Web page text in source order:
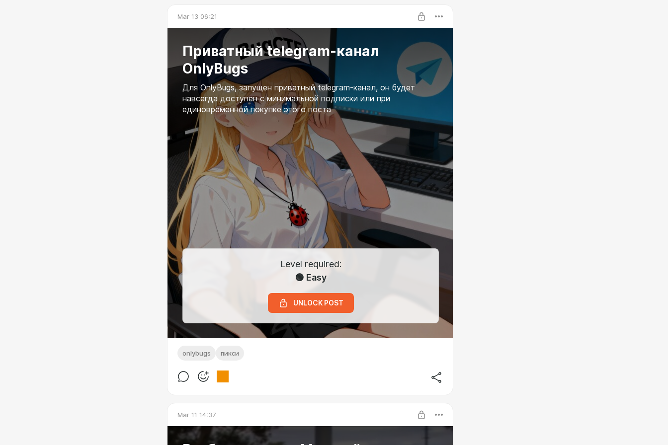
Mar 13 06:21
Приватный telegram-канал
OnlyBugs
Для OnlyBugs, запущен приватный telegram-канал, он будет
навсегда доступен с минимальной подписки или при
единовременной покупке этого поста
Level required:
🟢 Easy
UNLOCK POST
onlybugs пикси
Mar 11 14:37